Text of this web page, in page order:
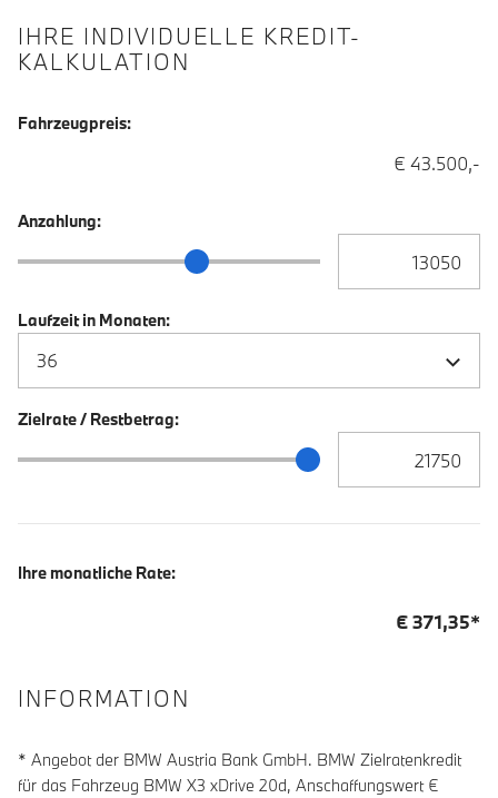
IHRE INDIVIDUELLE KREDIT-
KALKULATION
Fahrzeugpreis:
€ 43.500,-
Anzahlung:
Anzahlung Schieberegler
Laufzeit in Monaten:
Zielrate / Restbetrag:
Zielrate / Restbetrag Schieberegler
Ihre monatliche Rate:
€371,35*
INFORMATION
* Angebot der BMW Austria Bank GmbH. BMW Zielratenkredit
für das Fahrzeug BMW X3 xDrive 20d, Anschaffungswert €